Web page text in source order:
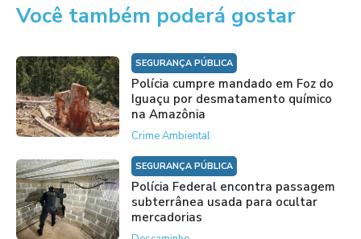
Você também poderá gostar
SEGURANÇA PÚBLICA
Polícia cumpre mandado em Foz do
Iguaçu por desmatamento químico
na Amazônia
Crime Ambiental
SEGURANÇA PÚBLICA
Polícia Federal encontra passagem
subterrânea usada para ocultar
mercadorias